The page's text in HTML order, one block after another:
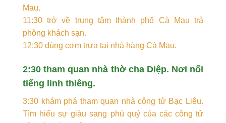
Mau.
11:30 trở về trung tâm thành phố Cà Mau trả
phòng khách sạn.
12:30 dùng cơm trưa tại nhà hàng Cà Mau.
2:30 tham quan nhà thờ cha Diệp. Nơi nổi
tiếng linh thiêng.
3:30 khám phá tham quan nhà công tử Bạc Liêu.
Tìm hiểu sự giàu sang phú quý của các công tử